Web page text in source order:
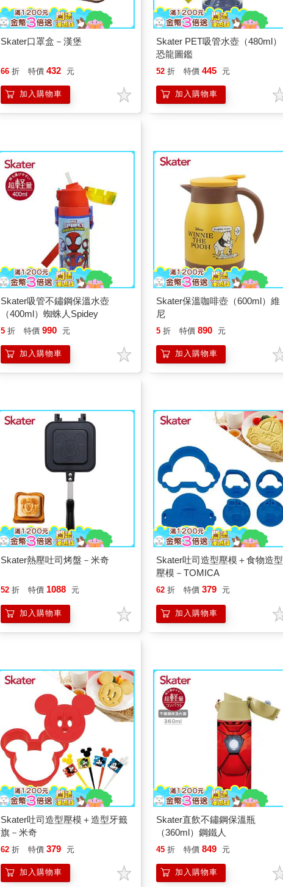
Skater口罩盒－漢堡
66 折 特價 432 元
加入購物車
Skater PET吸管水壺（480ml）
恐龍圖鑑
52 折 特價 445 元
加入購物車
Skater吸管不鏽鋼保溫水壺
（400ml）蜘蛛人Spidey
5 折 特價 990 元
加入購物車
Skater保溫咖啡壺（600ml）維
尼
5 折 特價 890 元
加入購物車
Skater熱壓吐司烤盤－米奇
52 折 特價 1088 元
加入購物車
Skater吐司造型壓模＋食物造型
壓模－TOMICA
62 折 特價 379 元
加入購物車
Skater吐司造型壓模＋造型牙籤
旗－米奇
62 折 特價 379 元
加入購物車
Skater直飲不鏽鋼保溫瓶
（360ml）鋼鐵人
45 折 特價 849 元
加入購物車